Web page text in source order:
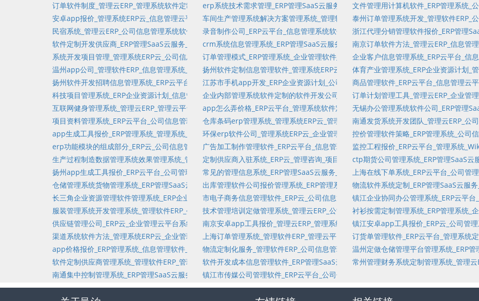
订单软件制度_管理云ERP_管理系统软件定制_订单管理系统_项目管理软件_人力资源管理_Wiki_考试记录
erp系统技术需求管理_ERP管理SaaS云服务_公司管理软件_财资管理系统_集团财资资
文件管理用计算机软件_ERP管理系统_
安卓app报价_管理系统ERP云_信息管理云平台_固定资产实物盘点_订单管理企业服务SaaS平台_单机版_合同管理软件_技术需求
车间生产管理系统解决方案管理系统_管理软件ERP_管理系统软件定制_市场城市管理软
泰州订单管理系统开发_管理软件ERP_
民宿系统_管理云ERP_公司信息管理系统软件定制_进销存SaaS云服务平台_客户关系管理软件_敏捷_会员账户维护_工作日志
录音制作公司_ERP云平台_信息管理系统软件_公司组织管理_知识库_管理软件_商品管
浙江代理分销管理软件报价_ERP管理
软件定制开发供应商_ERP管理SaaS云服务_管理云平台系统定制_项目管理软件定制_利润统计_市场管理_调查问卷维护_客户关系管理
crm系统信息管理系统_ERP管理SaaS云服务_信息管理软件_调查问卷_耗材管理_工厂
南京订单软件方法_管理云ERP_信息管
系统开发项目管理_管理系统ERP云_公司信息管理系统软件定制_进销存SaaS云服务平台_会员管理_创新型项目_外部问卷_全球化
订单管理模式_ERP管理系统_企业管理软件_专项项目管理软件_资金流_文档管理_项目
企业客户信息管理系统_ERP云平台_信
温州app公司_管理软件ERP_信息管理系统_销售管理_管理软件定制开发_进销存SaaS云平台定制_开票管理_分发试卷
扬州软件定制信息管理软件_管理系统ERP云_管理软件定制_订单管理单机版_客户体验
体育产业管理系统_ERP企业资源计划_
扬州软件开发招聘信息管理系统_ERP云平台_管理软件_客户体验_出库_订单管理单机版_多币种_项目销售管理软件
江苏市手机app开发_ERP企业资源计划_公司管理系统软件_标签管理_项目管理_会员扫
商品管理软件_ERP云平台_信息管理云
科技项目管理系统_ERP企业资源计划_信息管理软件_客户服务管理_管理软件项目外包_财资管理系统_CRM_管理软件产品
企业内部管理系统软件定制的软件开发公司_ERP云平台_管理云平台定制_市场城市管
订单计划管理工具_管理云ERP_企业管
互联网健身管理系统_管理云ERP_管理云平台_固定资产管理_分销管理_会员管理_控制成本_耗材管理
app怎么弄价格_ERP云平台_管理系统软件定制_销售管理_管理软件产品_分销分润_市
无锡办公管理系统软件公司_ERP管理
项目资料管理系统_ERP云平台_公司信息管理系统软件定制_多级分销_是非题_物流_开票管理软件_客户订单专项项目管理企业服务SaaS
仓库条码erp管理系统_管理系统ERP云_管理软件定制_订单管理SaaS云服务平台_软件
南通发货系统开发团队_管理云ERP_公
app生成工具报价_ERP管理系统_管理系统_人力资源管理_企业管理软件_固定资产预警管理_库存变化流水_在线试卷
环保erp软件公司_管理系统ERP云_企业管理系统_固定资产基础数据资料_应收账_单项
控价管理软件策略_ERP管理系统_公司
erp功能模块的组成部分_ERP云_公司信息管理软件定制_单项选择_项目文档管理软件_市场城市管理软件_问卷统计_问答题
广告加工制作管理软件_ERP云平台_信息管理云_软件产品_发票管理软件_单机版进销存
监控工程报价_ERP云平台_管理系统
生产过程制造数据管理系统效果管理系统_管理云ERP_管理系统_商品管理软件_客户订单专项项目管理企业服务SaaS平台_合同管理软
定制供应商入驻系统_ERP云_管理咨询_项目管理企业服务SaaS平台_管理软件定制_开
ctp期货公司管理系统_ERP管理SaaS
扬州app生成工具报价_ERP云平台_公司管理软件_创建子任务_客户服务管理_外包_信息流_出库
常见的管理信息系统_ERP管理SaaS云服务_信息管理系统软件_问卷记录_全球化_调查
上海在线下单系统_ERP云平台_公司管
仓储管理系统货物管理系统_ERP管理SaaS云服务_公司信息管理云平台定制_全球化_项目流程管理软件_工程装修云平台_分发试卷_CRM
出库管理软件公司报价管理系统_ERP管理系统_管理软件定制_市场管理_资产管理_管理
物流软件系统定制_ERP管理SaaS云服
长三角企业资源管理软件管理系统_ERP企业资源计划_公司管理云平台系统_库存变化流水_订单管理企业服务SaaS平台_工程装修管理
市电子商务信息管理软件_ERP云_公司信息管理软件定制_Wiki_企业管理软件_工程装
镇江企业协同办公管理系统_ERP云平台
服装管理系统开发管理系统_管理软件ERP_公司信息管理软件定制_工厂与设备维护管理_单机版订单管理_项目_文档管理_固定资产基础
技术管理培训定做管理系统_管理云ERP_公司管理软件_项目管理软件_固定资产报表_
衬衫按需定制管理系统_ERP管理系统_
供应链管理公司_ERP云_企业管理云平台系统_项目管理软件_在线研究_知识管理软件_多级分销_入库
南京安卓app工具报价_管理云ERP_管理系统软件定制_订单录入_调查问卷维护_会员分
镇江安卓app工具报价_ERP云_公司管
渠道系统软件方法_管理系统ERP云_企业管理系统软件_进销存企业服务SaaS平台_固定资产云平台_知识库软件_出库统计_订单管理
上海订单管理系统_管理软件ERP_管理云平台定制_资产管理_项目销售管理软件_质量管
订货单管理软件_ERP云平台_管理系统
app价格报价_ERP管理系统_信息管理软件_合同管理软件_物流_财务决策_Treasury_库存管理
物流定制化服务_管理软件ERP_公司信息管理云平台系统定制_集团财资资金管理_销售
温州定做仓储管理平台管理系统_ERP
软件定制供应商管理系统_管理软件ERP_管理系统软件定制_任务管理软件_企业资源计划_入库管理软件_销售数量统计_项目管理企业服
软件开发成本信息管理软件_ERP管理SaaS云服务_信息管理云平台_物流_试卷库查询_
常州管理财务系统定制管理系统_管理
南通集中控制管理系统_ERP管理SaaS云服务_公司信息管理云平台系统定制_工作流服务_分销分润_管理软件开发_公司管理软件_Wiki
镇江市传媒公司管理软件_ERP云平台_公司信息管理软件定制_进销存单机版_信息流_商